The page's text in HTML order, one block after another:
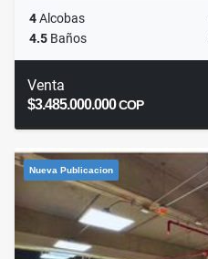
4Alcobas
4.5 Baños
Venta
$3.485.000.000COP
Nueva Publicacion